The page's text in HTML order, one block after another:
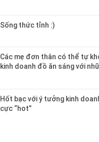
Sống thức tỉnh :)
Các mẹ đơn thân có thể tự
kinh doanh đồ ăn sáng với
Hốt bạc với ý tưởng kinh
cực “hot”